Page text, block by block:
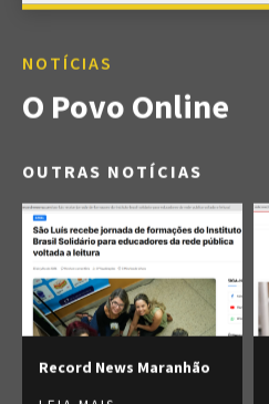
NOTÍCIAS
O Povo Online
OUTRAS NOTÍCIAS
Record News Maranhão